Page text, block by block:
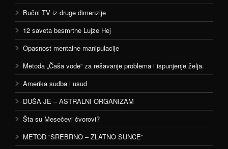
Bučni TV iz druge dimenzije
12 saveta besmrtne Lujze Hej
Opasnost mentalne manipulacije
Metoda „Čaša vode“ za rešavanje problema i ispunjenje želja.
Amerika sudba i usud
DUŠA JE – ASTRALNI ORGANIZAM
Šta su Mesečevi čvorovi?
METOD “SREBRNO – ZLATNO SUNCE”